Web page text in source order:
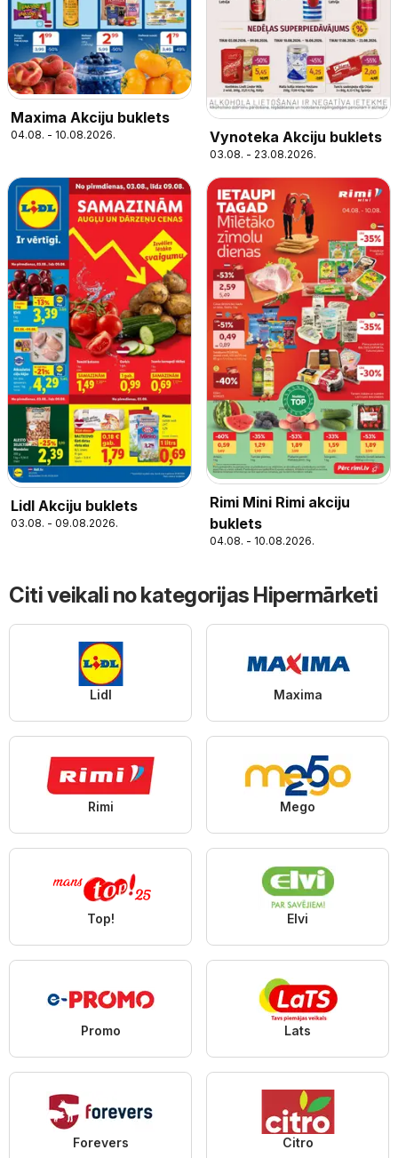
Maxima Akciju buklets
04.08. - 10.08.2026. Vynoteka Akciju buklets
03.08. - 23.08.2026.
Lidl Akciju buklets
03.08. - 09.08.2026.
Rimi Mini Rimi akciju
buklets
04.08. - 10.08.2026.
Citi veikali no kategorijas Hipermārketi
Lidl Maxima
Rimi Mego
Top! Elvi
Promo Lats
Forevers Citro